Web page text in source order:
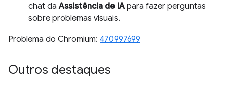
chat daAssistência de IA para fazer perguntas
sobre problemas visuais.
Problema do Chromium: 470997699
Outros destaques